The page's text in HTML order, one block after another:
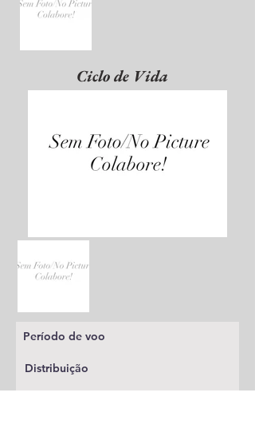
Ciclo de Vida
Período de voo
Distribuição